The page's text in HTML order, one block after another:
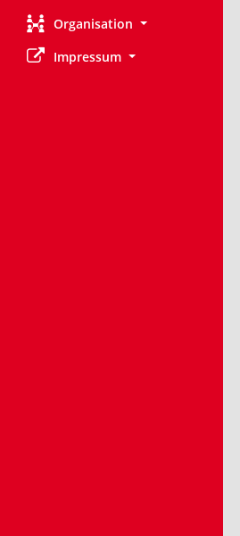
Organisation
Impressum